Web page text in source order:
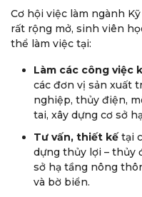
Cơ hội việc làm ngành
rất rộng mở, sinh viên
thể làm việc tại:
Làm các công việc
các đơn vị sản xuất
nghiệp, thủy điện,
tai, xây dựng cơ sở
Tư vấn, thiết kếtại
dựng thủy lợi – thủy
sở hạ tầng nông
và bờ biển.